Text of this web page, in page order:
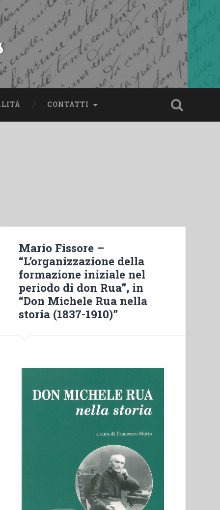
CONTATTI
Mario Fissore –
“L’organizzazione della
formazione iniziale nel
periodo di don Rua”, in
“Don Michele Rua nella
storia (1837-1910)”